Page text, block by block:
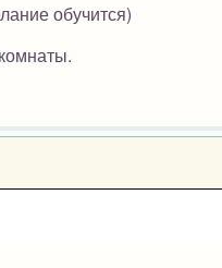
обучится)